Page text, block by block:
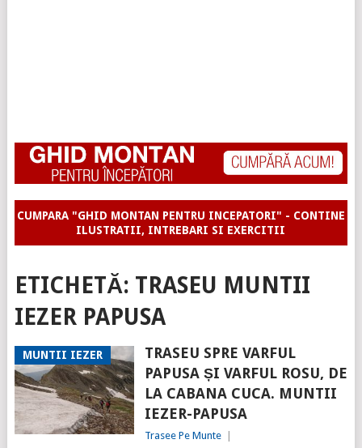
CUMPARA "GHID MONTAN PENTRU INCEPATORI" - CONTINE
ILUSTRATII, INTREBARI SI EXERCITII
ETICHETĂ: TRASEU MUNTII
IEZER PAPUSA
MUNTII IEZER
TRASEU SPRE VARFUL
PAPUSA ȘI VARFUL ROSU, DE
LA CABANA CUCA. MUNTII
IEZER-PAPUSA
Trasee Pe Munte